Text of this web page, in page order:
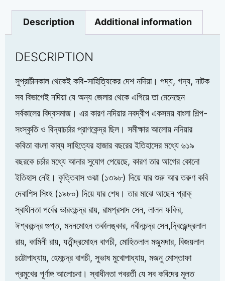
Description Additional information
DESCRIPTION
সুপ্রাচীনকাল থেকেই কবি-সাহিত্যিকের দেশ নদিয়া। পদ্য, গদ্য, নাটক
সব বিভাগেই নদিয়া যে অন্য জেলার থেকে এগিয়ে তা মেনেছেন
সর্বকালের বিদ্বসমাজ। এর কারণ নদিয়ার নবদ্বীপ একসময় বাংলা শিল্প-
সংস্কৃতি ও বিদ্যাচর্চার প্রাণকেন্দ্র ছিল। সমীক্ষার আলোয় নদিয়ার
কবিতা বাংলা কাব্য সাহিত্যের হাজার বছরের ইতিহাসের মধ্যে ৬১৯
বছরকে চর্চার মধ্যে আনার সুযোগ পেয়েছে, কারণ তার আগের কোনো
ইতিহাস নেই। কৃত্তিবাস ওঝা (১৩৯৮) দিয়ে যার শুরু আর তরুণ কবি
দেবাশিস সিংহ (১৯৮০) দিয়ে যার শেষ। তার মাঝে আছেন প্রাক্
স্বাধীনতা পর্বের ভারতচন্দ্র রায়, রামপ্রসাদ সেন, লালন ফকির,
ঈশ্বরচন্দ্র গুপ্ত, মদনমোহন তর্কালঙ্কার, নবীনচন্দ্র সেন,দ্বিজেন্দ্রলাল
রায়, কামিনী রায়, যতীন্দ্রমোহন বাগচী, মোহিতলাল মজুমদার, বিজয়লাল
চট্টোপাধ্যায়, হেমচন্দ্র বাগচী, সুভাষ মুখোপাধ্যায়, মজনু মোস্তাফা
প্রমুখের পূর্ণাঙ্গ আলোচনা। স্বাধীনতা পবরর্তী যে সব কবিদের মূলত